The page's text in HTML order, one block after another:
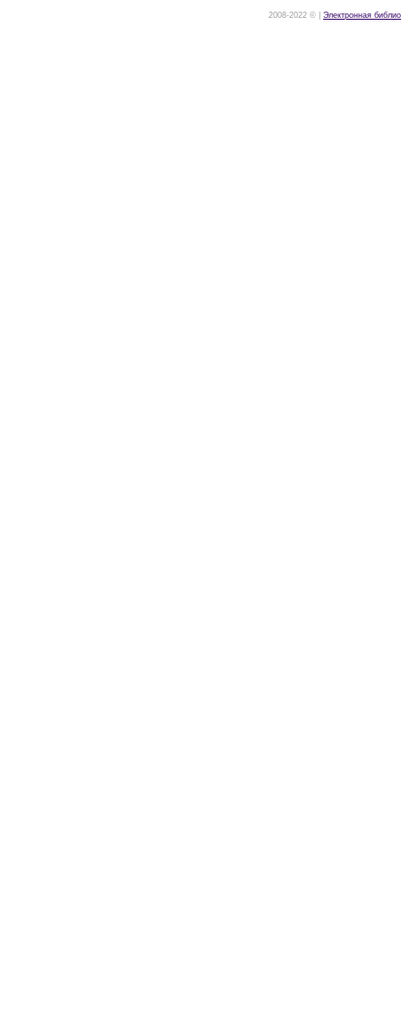
2008-2022 © | Электронная